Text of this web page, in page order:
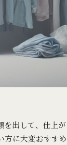
出して、仕上
に大変おすす